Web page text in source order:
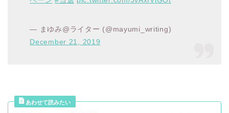
— まゆみ@ライター (@mayumi_writing)
December 21, 2019